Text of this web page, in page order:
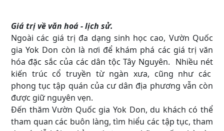
Giá trị về văn hoá - lịch sử.
Ngoài các giá trị đa dạng sinh học cao, Vườn Quốc
gia Yok Don còn là nơi để khám phá các giá trị văn
hóa đặc sắc của các dân tộc Tây Nguyên. Nhiều nét
kiến trúc cổ truyền từ ngàn xưa, cũng như các
phong tục tập quán của cư dân địa phương vẫn còn
được giữ nguyên vẹn.
Đến thăm Vườn Quốc gia Yok Don, du khách có thể
tham quan các buôn làng, tìm hiểu các tập tục, tham